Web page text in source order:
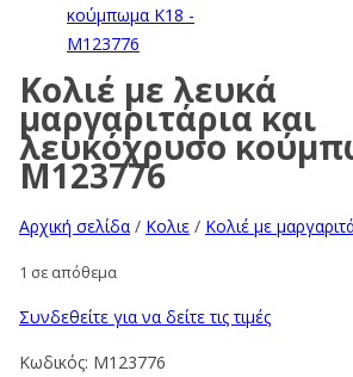
Κολιέ με λευκά
μαργαριτάρια και
λευκόχρυσο
M123776
Αρχική σελίδα / Κολιε / Κολιέ με
1 σε απόθεμα
Συνδεθείτε για να δείτε τις τιμές
Κωδικός: M123776